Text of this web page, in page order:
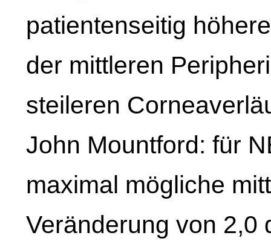
patientenseitig
der mittleren
steileren
John Mountford: für
maximal mögliche
Veränderung von 2,0